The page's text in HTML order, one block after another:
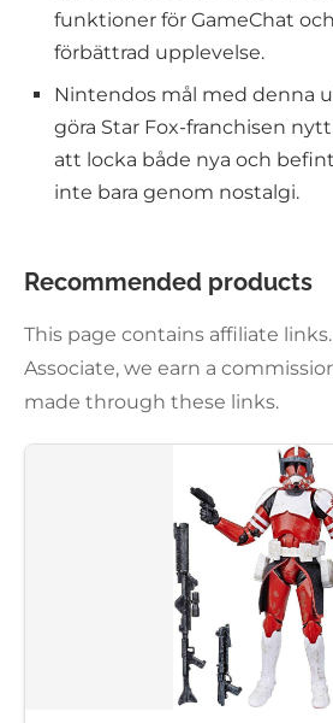
funktioner för GameChat
förbättrad upplevelse.
Nintendos mål med denna
göra Star Fox-franchisen
att locka både nya och
inte bara genom nostalgi.
Recommended products
This page contains affiliate
Associate, we earn a
made through these links.